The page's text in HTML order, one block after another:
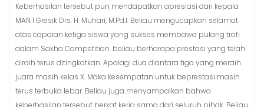
Keberhasilan tersebut pun mendapatkan apresiasi dari kepala
MAN 1 Gresik Drs. H. Muhari, M.Pd.I. Beliau mengucapkan selamat
atas capaian ketiga siswa yang sukses membawa pulang trofi
dalam Sakha Competition. beliau berharapa prestasi yang telah
diraih terus ditingkatkan. Apalagi dua diantara tiga yang meraih
juara masih kelas X. Maka kesempatan untuk beprestasi masih
terus terbuka lebar. Beliau juga menyampaikan bahwa
keberhasilan tersebut berkat kerja sama dari seluruh pihak. Beliau